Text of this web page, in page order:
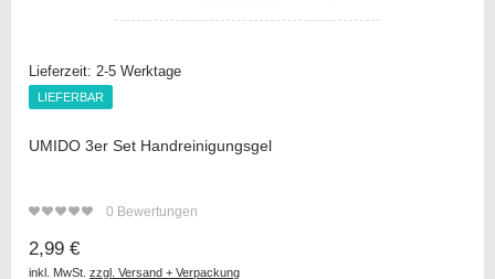
Lieferzeit: 2-5 Werktage
UMIDO 3er Set Handreinigungsgel
0 Bewertungen
LIEFERBAR
2,99 €
inkl. MwSt. zzgl. Versand + Verpackung
LIEFERBAR